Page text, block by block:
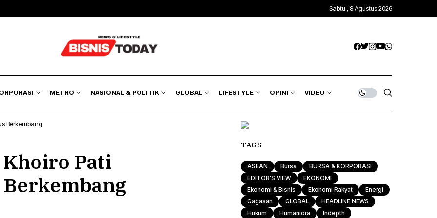
Sabtu , 8 Agustus 2026
METRO NASIONAL & POLITIK GLOBAL LIFESTYLE OPINI VIDEO
Berkembang
Pati
TAGS
ASEAN Bursa
BURSA & KORPORASI
EDITOR'S VIEW
EKONOMI
Ekonomi & Bisnis
Ekonomi Rakyat
Energi
Gagasan
GLOBAL
HEADLINE NEWS
Hukum
Humaniora
Indepth